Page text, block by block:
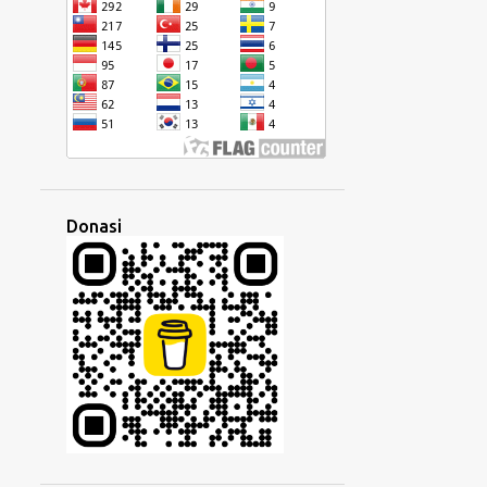
HUNGARIA IBRANI IDENTITAS
IKON IMIGRASI INDIA
INDONESIA INGGRIS
INTERNASIONAL
ISYARAT
JAWA JAWI KALIMAT
KAMBOJA KANADA KATA
KEBIASAAN KEDUBES KEGIATAN
KEKAISARAN KEKUASAAN
KEKUATAN KELAS KELUARGA
KEMISKINAN KEPRIBADIAN
Donasi